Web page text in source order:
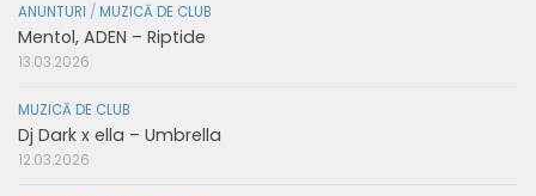
ANUNTURI / MUZICĂ DE CLUB
Mentol, ADEN – Riptide
13.03.2026
MUZICĂ DE CLUB
Dj Dark x ella – Umbrella
12.03.2026